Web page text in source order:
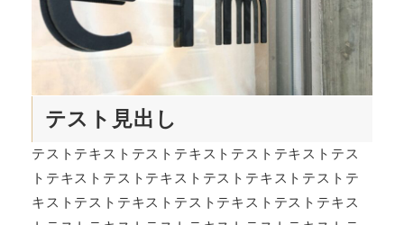
テスト見出し
テストテキストテストテキストテストテキストテス
トテキストテストテキストテストテキストテストテ
キストテストテキストテストテキストテストテキス